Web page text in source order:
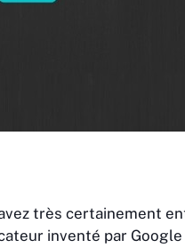
très certainement
inventé par